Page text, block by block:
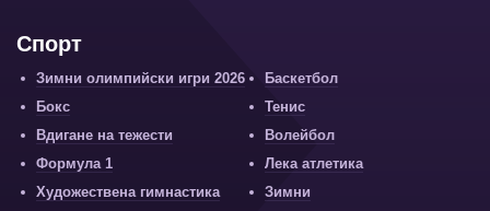
Спорт
Зимни олимпийски игри 2026
Баскетбол
Бокс
Тенис
Вдигане на тежести
Волейбол
Формула 1
Лека атлетика
Художествена гимнастика
Зимни